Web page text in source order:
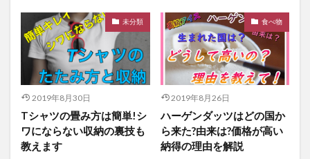
未分類
2019年8月30日
Tシャツの畳み方は簡単!シ
ワにならない収納の裏技も
教えます
食べ物
2019年8月26日
ハーゲンダッツはどの国か
ら来た?由来は?価格が高い
納得の理由を解説